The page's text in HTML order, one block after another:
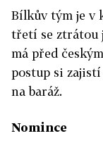
Bílkův tým je v
třetí se ztrátou
má před
postup si
na baráž.
Nomince